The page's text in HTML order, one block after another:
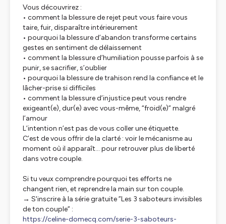
Vous découvrirez :
• comment la blessure de rejet peut vous faire vous
taire, fuir, disparaître intérieurement
• pourquoi la blessure d’abandon transforme certains
gestes en sentiment de délaissement
• comment la blessure d’humiliation pousse parfois à se
punir, se sacrifier, s’oublier
• pourquoi la blessure de trahison rend la confiance et le
lâcher-prise si difficiles
• comment la blessure d’injustice peut vous rendre
exigeant(e), dur(e) avec vous-même, “froid(e)” malgré
l’amour
L’intention n’est pas de vous coller une étiquette.
C’est de vous offrir de la clarté : voir le mécanisme au
moment où il apparaît… pour retrouver plus de liberté
dans votre couple.
Si tu veux comprendre pourquoi tes efforts ne
changent rien, et reprendre la main sur ton couple.
→ S'inscrire à la série gratuite ”Les 3 saboteurs invisibles
de ton couple” :
https://celine-domecq.com/serie-3-saboteurs-